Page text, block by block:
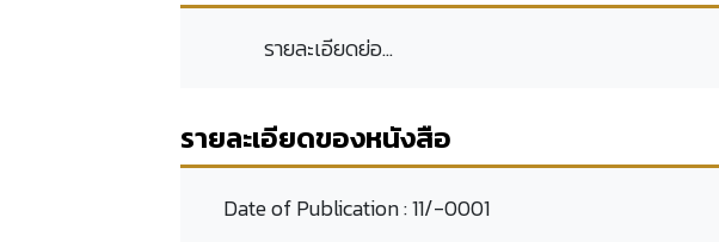
รายละเอียดย่อ...
รายละเอียดของหนังสือ
Date of Publication :11/-0001